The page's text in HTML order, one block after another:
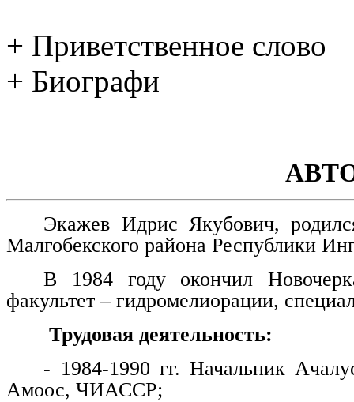
+ Приветственное слово
+ Биографи
Экажев Идрис Якубович,
Малгобекского района Республики
В 1984 году окончил
факультет – гидромелиорации,
Трудовая деятельность:
- 1984-1990 гг. Начальник
Амоос, ЧИАССР;